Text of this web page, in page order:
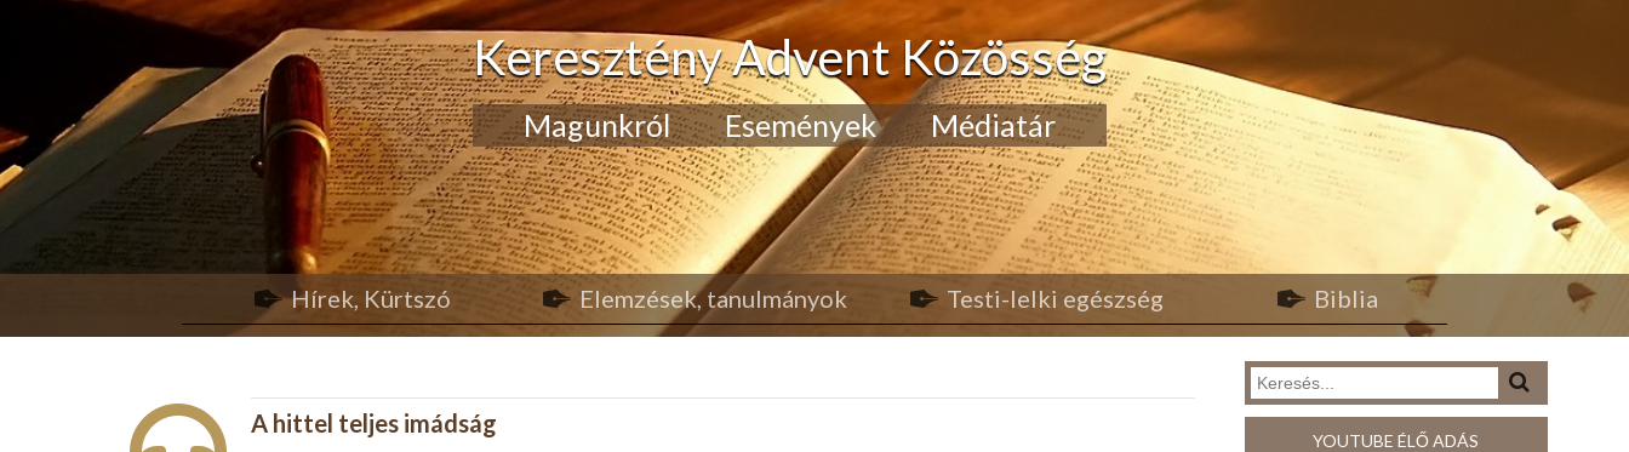
Keresztény Advent Közösség
Magunkról Események Médiatár
Hírek, Kürtszó Elemzések, tanulmányok Testi-lelki egészség Biblia
A hittel teljes imádság
YOUTUBE ÉLŐ ADÁS